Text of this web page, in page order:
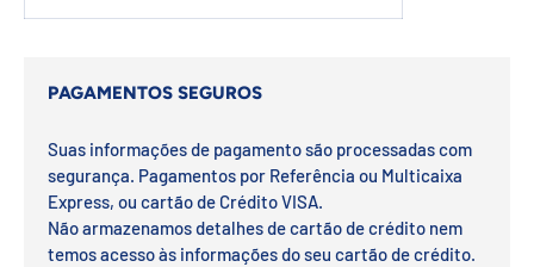
PAGAMENTOS SEGUROS
Suas informações de pagamento são processadas com
segurança. Pagamentos por Referência ou Multicaixa
Express, ou cartão de Crédito VISA.
Não armazenamos detalhes de cartão de crédito nem
temos acesso às informações do seu cartão de crédito.